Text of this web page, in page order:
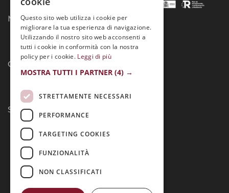
Modalità di pagamento:
Contatto:
Seguici:
Questo sito web utilizza i cookie per
migliorare la tua esperienza di navigazione.
Utilizzando il nostro sito web acconsenti a
tutti i cookie in conformità con la nostra
policy per i cookie. Leggi di più
MOSTRA TUTTI I PARTNER (4) →
STRETTAMENTE NECESSARI
PERFORMANCE
TARGETING COOKIES
FUNZIONALITÀ
NON CLASSIFICATI